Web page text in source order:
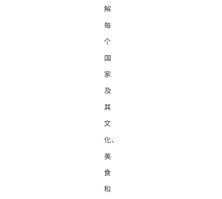
解
每
个
国
家
及
其
文
化、
美
食
和